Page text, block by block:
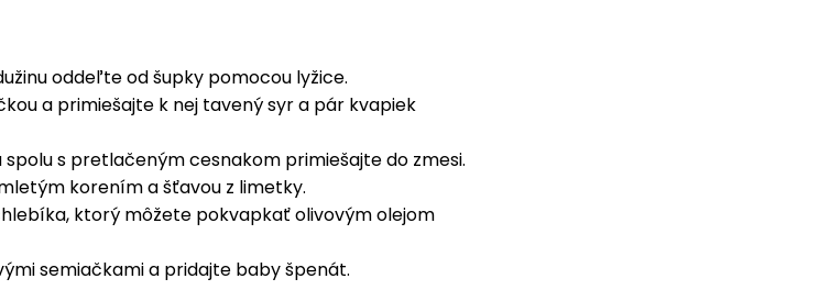
oddeľte od šupky pomocou lyžice.
a primiešajte k nej tavený syr a pár kvapiek
s pretlačeným cesnakom primiešajte do zmesi.
korením a šťavou z limetky.
ktorý môžete pokvapkať olivovým olejom
semiačkami a pridajte baby špenát.